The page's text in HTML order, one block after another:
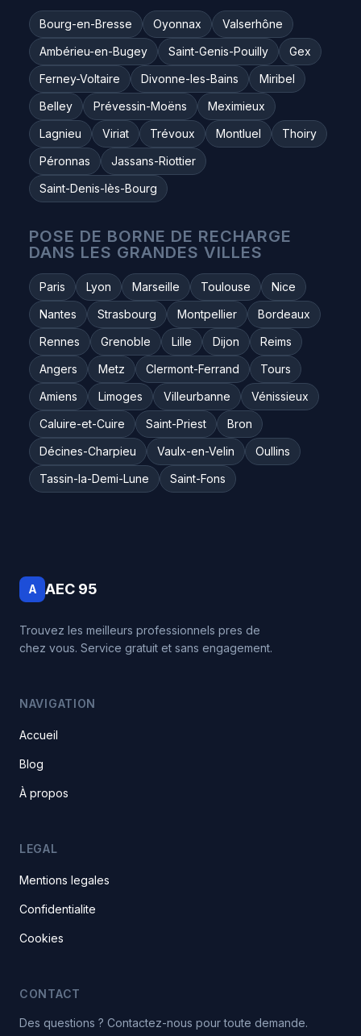
Bourg-en-Bresse Oyonnax
Valserhône
Ambérieu-en-Bugey
Saint-Genis-Pouilly
Gex
Ferney-Voltaire
Divonne-les-Bains
Miribel
Belley
Prévessin-Moëns
Meximieux
Lagnieu
Viriat Trévoux Montluel
Thoiry
Péronnas
Jassans-Riottier
Saint-Denis-lès-Bourg
POSE DE BORNE DE RECHARGE
DANS LES GRANDES VILLES
Paris Lyon Marseille Toulouse
Nice
Nantes
Strasbourg Montpellier
Bordeaux
Rennes
Grenoble Lille Dijon
Reims
Angers
Metz Clermont-Ferrand
Tours
Amiens
Limoges Villeurbanne
Vénissieux
Caluire-et-Cuire
Saint-Priest
Bron
Décines-Charpieu
Vaulx-en-Velin
Oullins
Tassin-la-Demi-Lune
Saint-Fons
A AEC 95
Trouvez les meilleurs professionnels pres de
chez vous. Service gratuit et sans engagement.
NAVIGATION
Accueil
Blog
À propos
LEGAL
Mentions legales
Confidentialite
Cookies
CONTACT
Des questions ? Contactez-nous pour toute demande.